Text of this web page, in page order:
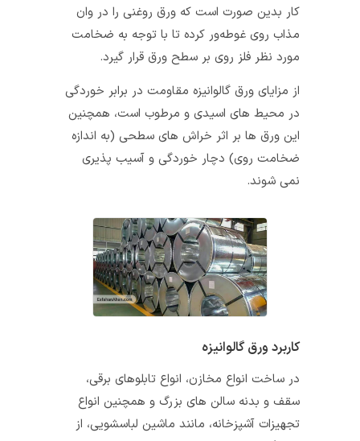
کار بدین صورت است که ورق روغنی را در وان
مذاب روی غوطه‌ور کرده تا با توجه به ضخامت
مورد نظر فلز روی بر سطح ورق قرار گیرد.
از مزایای ورق گالوانیزه مقاومت در برابر خوردگی
در محیط‌ های اسیدی و مرطوب است، همچنین
این ورق‌ ها بر اثر خراش‌ های سطحی (به اندازه
ضخامت روی) دچار خوردگی و آسیب‌ پذیری
نمی‌ شوند.
کاربرد ورق گالوانیزه
در ساخت انواع مخازن، انواع تابلوهای برقی،
سقف و بدنه‌ سالن‌ های بزرگ و همچنین انواع
تجهیزات آشپزخانه، مانند ماشین لباسشویی، از